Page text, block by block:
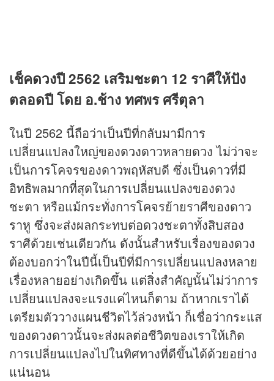
เช็คดวงปี 2562 เสริมชะตา 12 ราศีให้ปัง
ตลอดปีโดย อ.ช้าง ทศพร ศรีตุลา
ในปี 2562 นี้ถือว่าเป็นปีที่กลับมามีการ
เปลี่ยนแปลงใหญ่ของดวงดาวหลายดวง ไม่ว่าจะ
เป็นการโคจรของดาวพฤหัสบดี ซึ่งเป็นดาวที่มี
อิทธิพลมากที่สุดในการเปลี่ยนแปลงของดวง
ชะตา หรือแม้กระทั่งการโคจรย้ายราศีของดาว
ราหู ซึ่งจะส่งผลกระทบต่อดวงชะตาทั้งสิบสอง
ราศีด้วยเช่นเดียวกัน ดังนั้นสำหรับเรื่องของดวง
ต้องบอกว่าในปีนี้เป็นปีที่มีการเปลี่ยนแปลงหลาย
เรื่องหลายอย่างเกิดขึ้น แต่สิ่งสำคัญนั้นไม่ว่าการ
เปลี่ยนแปลงจะแรงแค่ไหนก็ตาม ถ้าหากเราได้
เตรียมตัววางแผนชีวิตไว้ล่วงหน้า ก็เชื่อว่ากระแส
ของดวงดาวนั้นจะส่งผลต่อชีวิตของเราให้เกิด
การเปลี่ยนแปลงไปในทิศทางที่ดีขึ้นได้ด้วยอย่าง
แน่นอน